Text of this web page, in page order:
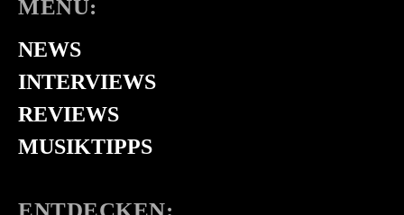
MENÜ:
NEWS
INTERVIEWS
REVIEWS
MUSIKTIPPS
ENTDECKEN: